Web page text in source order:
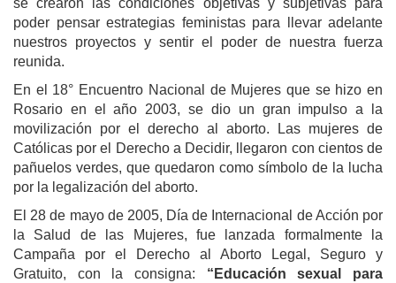
se crearon las condiciones objetivas y subjetivas para
poder pensar estrategias feministas para llevar adelante
nuestros proyectos y sentir el poder de nuestra fuerza
reunida.
En el 18° Encuentro Nacional de Mujeres que se hizo en
Rosario en el año 2003, se dio un gran impulso a la
movilización por el derecho al aborto. Las mujeres de
Católicas por el Derecho a Decidir, llegaron con cientos de
pañuelos verdes, que quedaron como símbolo de la lucha
por la legalización del aborto.
El 28 de mayo de 2005, Día de Internacional de Acción por
la Salud de las Mujeres, fue lanzada formalmente la
Campaña por el Derecho al Aborto Legal, Seguro y
Gratuito, con la consigna: “Educación sexual para